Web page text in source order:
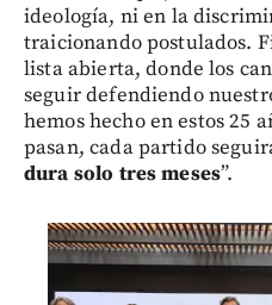
ideología, ni en la
traicionando postulados.
lista abierta, donde los
seguir defendiendo
hemos hecho en estos 25
pasan, cada partido
dura solo tres meses”.